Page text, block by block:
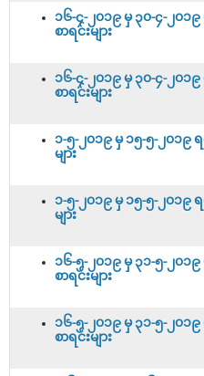
၁၆-၄-၂၀၁၉ မှ ၃၀-၄-၂၀
စာရင်းများ
၁၆-၄-၂၀၁၉ မှ ၃၀-၄-၂၀
စာရင်းများ
၁-၅-၂၀၁၉ မှ ၁၅-၅-၂၀၁
များ
၁-၅-၂၀၁၉ မှ ၁၅-၅-၂၀၁
များ
၁၆-၅-၂၀၁၉ မှ ၃၁-၅-၂၀
စာရင်းများ
၁၆-၅-၂၀၁၉ မှ ၃၁-၅-၂၀
စာရင်းများ